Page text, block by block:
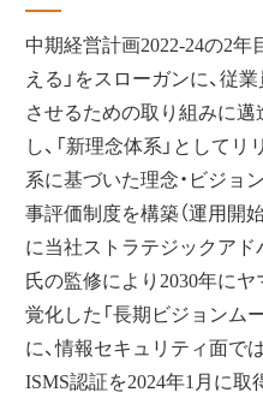
中期経営計画2022-24の2年
える」をスローガンに、従
させるための取り組みに
し、「新理念体系」として
系に基づいた理念・ビジョ
事評価制度を構築（運用開
に当社ストラテジックア
氏の監修により2030年に
覚化した 「長期ビジョンム
に、情報セキュリティ面で
ISMS認証を2024年1月に取